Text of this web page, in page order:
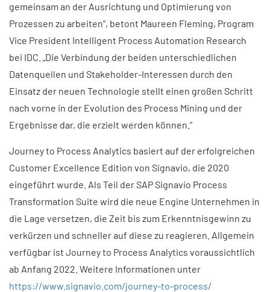
gemeinsam an der Ausrichtung und Optimierung von
Prozessen zu arbeiten“, betont Maureen Fleming, Program
Vice President Intelligent Process Automation Research
bei IDC. „Die Verbindung der beiden unterschiedlichen
Datenquellen und Stakeholder-Interessen durch den
Einsatz der neuen Technologie stellt einen großen Schritt
nach vorne in der Evolution des Process Mining und der
Ergebnisse dar, die erzielt werden können.“
Journey to Process Analytics basiert auf der erfolgreichen
Customer Excellence Edition von Signavio, die 2020
eingeführt wurde. Als Teil der SAP Signavio Process
Transformation Suite wird die neue Engine Unternehmen in
die Lage versetzen, die Zeit bis zum Erkenntnisgewinn zu
verkürzen und schneller auf diese zu reagieren. Allgemein
verfügbar ist Journey to Process Analytics voraussichtlich
ab Anfang 2022. Weitere Informationen unter
https://www.signavio.com/journey-to-process/